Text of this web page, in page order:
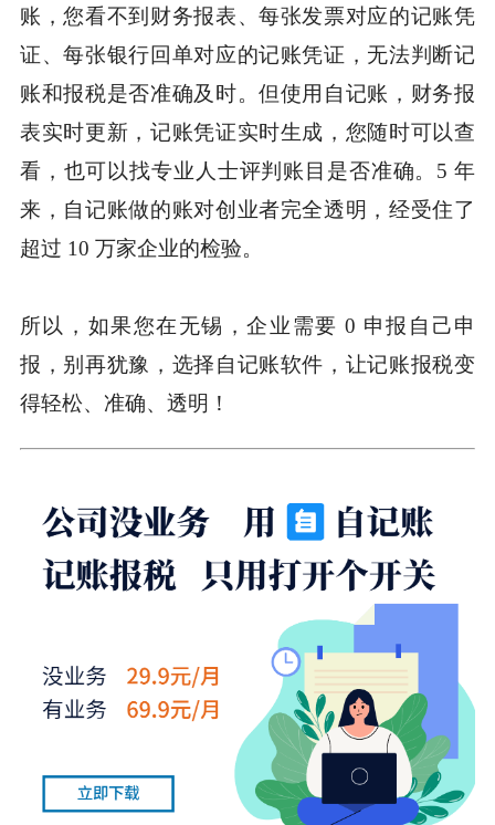
账，您看不到财务报表、每张发票对应的记账凭
证、每张银行回单对应的记账凭证，无法判断记
账和报税是否准确及时。但使用自记账，财务报
表实时更新，记账凭证实时生成，您随时可以查
看，也可以找专业人士评判账目是否准确。5 年
来，自记账做的账对创业者完全透明，经受住了
超过 10 万家企业的检验。
所以，如果您在无锡，企业需要 0 申报自己申
报，别再犹豫，选择自记账软件，让记账报税变
得轻松、准确、透明！